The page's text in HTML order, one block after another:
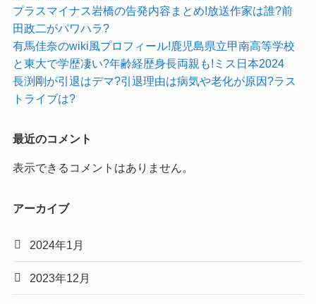
プラスマイナス岩橋の告発内容まとめ!放送作家は誰?前
田政二がパワハラ?
有馬佳奈のwiki風プロフィール!鹿児島県立甲南高等学校
と東大で学歴凄い?年齢経歴身長両親も!ミス日本2024
長渕剛が引退はデマ?引退理由は病気や老化が原因?ラス
トライブは?
最近のコメント
表示できるコメントはありません。
アーカイブ
2024年1月
2023年12月